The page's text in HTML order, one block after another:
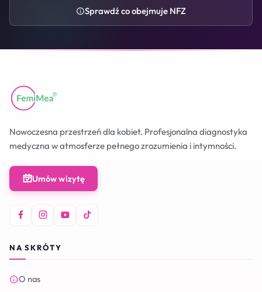
Sprawdź co obejmuje NFZ
Nowoczesna przestrzeń dla kobiet. Profesjonalna diagnostyka
medyczna w atmosferze pełnego zrozumienia i intymności.
Umów wizytę
NA SKRÓTY
O nas